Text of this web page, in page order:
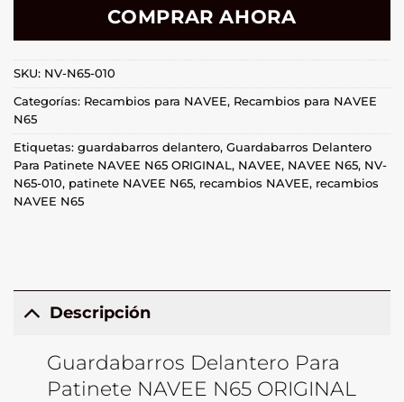
COMPRAR AHORA
SKU: NV-N65-010
Categorías: Recambios para NAVEE, Recambios para NAVEE
N65
Etiquetas: guardabarros delantero, Guardabarros Delantero
Para Patinete NAVEE N65 ORIGINAL, NAVEE, NAVEE N65, NV-
N65-010, patinete NAVEE N65, recambios NAVEE, recambios
NAVEE N65
Descripción
Guardabarros Delantero Para
Patinete NAVEE N65 ORIGINAL